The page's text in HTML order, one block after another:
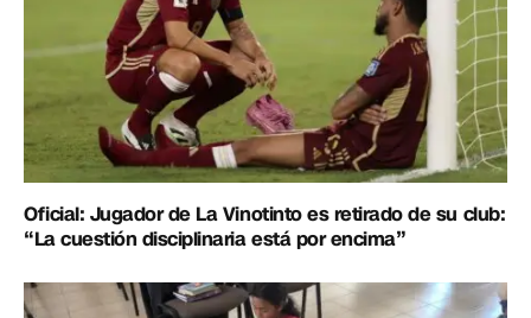
Oficial: Jugador de La Vinotinto es retirado de su club:
“La cuestión disciplinaria está por encima”